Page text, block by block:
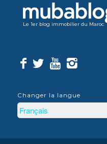
Le 1er blog immobilier du Maroc
Changer la langue